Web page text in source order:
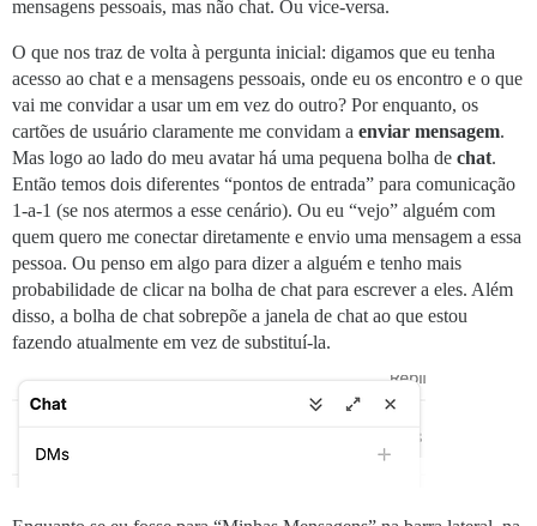
mensagens pessoais, mas não chat. Ou vice-versa.
O que nos traz de volta à pergunta inicial: digamos que eu tenha
acesso ao chat e a mensagens pessoais, onde eu os encontro e o que
vai me convidar a usar um em vez do outro? Por enquanto, os
cartões de usuário claramente me convidam a enviar mensagem.
Mas logo ao lado do meu avatar há uma pequena bolha de chat.
Então temos dois diferentes “pontos de entrada” para comunicação
1-a-1 (se nos atermos a esse cenário). Ou eu “vejo” alguém com
quem quero me conectar diretamente e envio uma mensagem a essa
pessoa. Ou penso em algo para dizer a alguém e tenho mais
probabilidade de clicar na bolha de chat para escrever a eles. Além
disso, a bolha de chat sobrepõe a janela de chat ao que estou
fazendo atualmente em vez de substituí-la.